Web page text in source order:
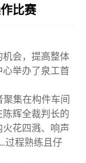
比赛
会，提高整体
举办了泉工首
集在构件车间
辉全裁判长的
花四溅、响声
过程熟练且仔